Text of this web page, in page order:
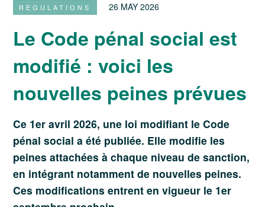
REGULATIONS 26 MAY 2026
Le Code pénal social est
modifié : voici les
nouvelles peines prévues
Ce 1er avril 2026, une loi modifiant le Code
pénal social a été publiée. Elle modifie les
peines attachées à chaque niveau de sanction,
en intégrant notamment de nouvelles peines.
Ces modifications entrent en vigueur le 1er